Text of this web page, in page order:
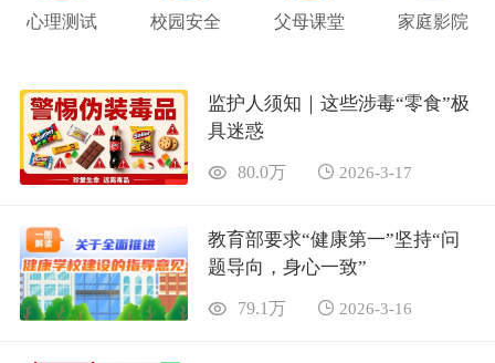
心理测试 校园安全 父母课堂 家庭影院
监护人须知｜这些涉毒“零食”极
具迷惑
80.0万 2026-3-17
教育部要求“健康第一”坚持“问
题导向，身心一致”
79.1万 2026-3-16